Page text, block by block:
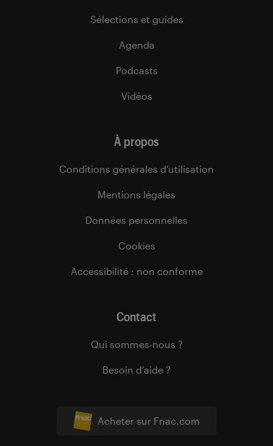
Acheter sur Fnac.com
Sélections et guides
Agenda
Podcasts
Vidéos
À propos
Conditions générales d’utilisation
Mentions légales
Données personnelles
Cookies
Accessibilité : non conforme
Contact
Qui sommes-nous ?
Besoin d’aide ?